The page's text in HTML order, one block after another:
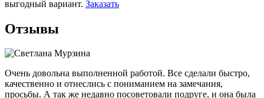
выгодный вариант. Заказать
Отзывы
Очень довольна выполненной работой. Все сделали быстро,
качественно и отнеслись с пониманием на замечания,
просьбы. А так же недавно посоветовали подруге, и она была